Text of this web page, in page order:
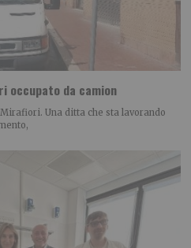
occupato da camion
Una ditta che sta lavorando